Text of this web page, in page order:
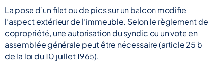
La pose d’un filet ou de pics sur un balcon modifie
l’aspect extérieur de l’immeuble. Selon le règlement de
copropriété, une autorisation du syndic ou un vote en
assemblée générale peut être nécessaire (article 25 b
de la loi du 10 juillet 1965).